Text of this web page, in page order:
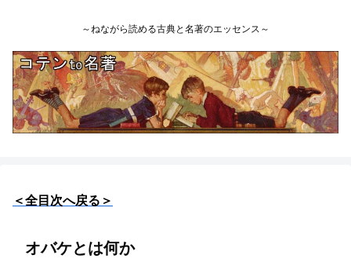
～ねながら読める古典と名著のエッセンス～
＜全目次へ戻る＞
オバケとは何か